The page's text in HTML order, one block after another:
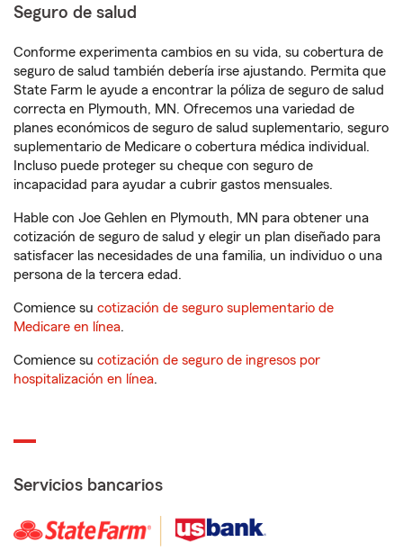
Seguro de salud
Conforme experimenta cambios en su vida, su cobertura de
seguro de salud también debería irse ajustando. Permita que
State Farm le ayude a encontrar la póliza de seguro de salud
correcta en Plymouth, MN. Ofrecemos una variedad de
planes económicos de seguro de salud suplementario, seguro
suplementario de Medicare o cobertura médica individual.
Incluso puede proteger su cheque con seguro de
incapacidad para ayudar a cubrir gastos mensuales.
Hable con Joe Gehlen en Plymouth, MN para obtener una
cotización de seguro de salud y elegir un plan diseñado para
satisfacer las necesidades de una familia, un individuo o una
persona de la tercera edad.
Comience su cotización de seguro suplementario de
Medicare en línea.
Comience su cotización de seguro de ingresos por
hospitalización en línea.
Servicios bancarios